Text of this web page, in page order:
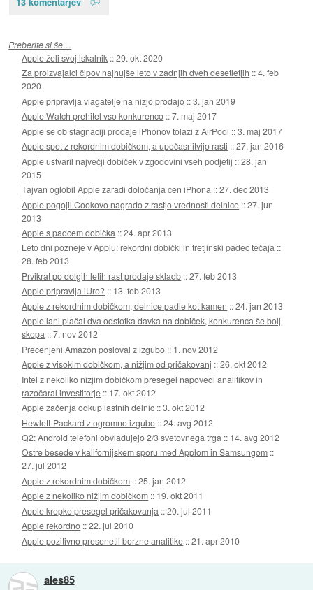
Preberite si še…
Apple želi svoj iskalnik ::29. okt 2020
Za proizvajalci čipov najhujše leto v zadnjih dveh desetletjih ::4. feb
2020
Apple pripravlja vlagatelje na nižjo prodajo ::3. jan 2019
Apple Watch prehitel vso konkurenco ::7. maj 2017
Apple se ob stagnaciji prodaje iPhonov tolaži z AirPodi ::3. maj 2017
Apple spet z rekordnim dobičkom, a upočasnitvijo rasti ::27. jan 2016
Apple ustvaril največji dobiček v zgodovini vseh podjetij ::28. jan
2015
Tajvan oglobil Apple zaradi določanja cen iPhona ::27. dec 2013
Apple pogojil Cookovo nagrado z rastjo vrednosti delnice ::27. jun
2013
Apple s padcem dobička ::24. apr 2013
Leto dni pozneje v Applu: rekordni dobički in tretjinski padec tečaja ::
28. feb 2013
Prvikrat po dolgih letih rast prodaje skladb ::27. feb 2013
Apple pripravlja iUro? :: 13. feb 2013
Apple z rekordnim dobičkom, delnice padle kot kamen ::24. jan 2013
Apple lani plačal dva odstotka davka na dobiček, konkurenca še bolj
skopa ::7. nov 2012
Precenjeni Amazon posloval z izgubo :: 1. nov 2012
Apple z visokim dobičkom, a nižjim od pričakovanj ::26. okt 2012
Intel z nekoliko nižjim dobičkom presegel napovedi analitikov in
razočaral investitorje :: 17. okt 2012
Apple začenja odkup lastnih delnic ::3. okt 2012
Hewlett-Packard z ogromno izgubo ::24. avg 2012
Q2: Android telefoni obvladujejo 2/3 svetovnega trga :: 14. avg 2012
Ostre besede v kalifornijskem sporu med Applom in Samsungom ::
27. jul 2012
Apple z rekordnim dobičkom ::25. jan 2012
Apple z nekoliko nižjim dobičkom :: 19. okt 2011
Apple krepko presegel pričakovanja ::20. jul 2011
Apple rekordno ::22. jul 2010
Apple pozitivno presenetil borzne analitike ::21. apr 2010
ales85